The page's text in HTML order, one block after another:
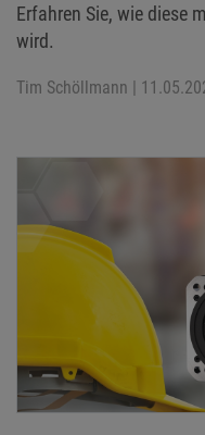
Erfahren Sie, wie diese
wird.
Tim Schöllmann |